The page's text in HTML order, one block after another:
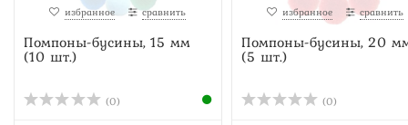
избранное сравнить
Помпоны-бусины, 15 мм
(10 шт.)
(0)
избранное сравнить
Помпоны-бусины, 20
(5 шт.)
(0)